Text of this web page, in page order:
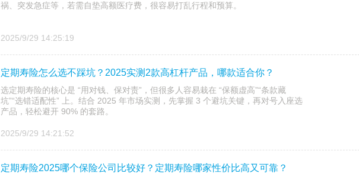
祸、突发急症等，若需自垫高额医疗费，很容易打乱行程和预算。
2025/9/29 14:25:19
定期寿险怎么选不踩坑？2025实测2款高杠杆产品，哪款适合你？
选定期寿险的核心是 “用对钱、保对责”，但很多人容易栽在 “保额虚高”“条款藏
坑”“选错适配性” 上。结合 2025 年市场实测，先掌握 3 个避坑关键，再对号入座选
产品，轻松避开 90% 的套路。​
2025/9/29 14:21:52
定期寿险2025哪个保险公司比较好？定期寿险哪家性价比高又可靠？